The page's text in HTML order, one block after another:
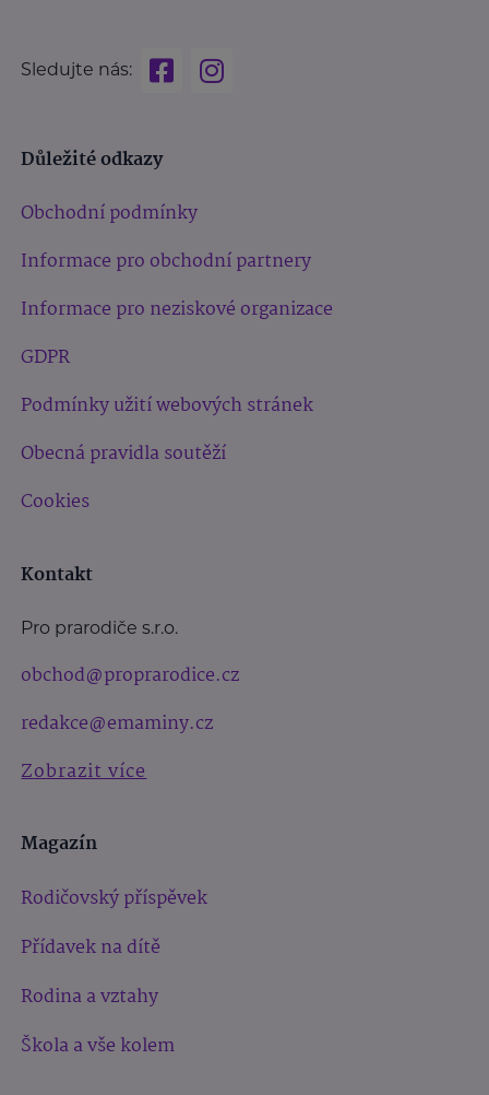
Sledujte nás:
Důležité odkazy
Obchodní podmínky
Informace pro obchodní partnery
Informace pro neziskové organizace
GDPR
Podmínky užití webových stránek
Obecná pravidla soutěží
Cookies
Kontakt
Pro prarodiče s.r.o.
obchod@proprarodice.cz
redakce@emaminy.cz
Zobrazit více
Magazín
Rodičovský příspěvek
Přídavek na dítě
Rodina a vztahy
Škola a vše kolem